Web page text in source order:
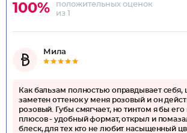
100%
положительных оценок
из 1
Мила
Как бальзам полностью оправдывает себя,
заметен оттенок у меня розовый и он
розовый. Губы смягчает, но тинтом я бы его
плюсов - удобный формат, открыл и
блеск, для тех кто не любит насыщенный